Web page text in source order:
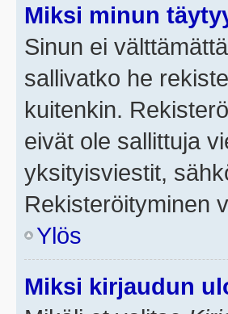
Miksi minun
Sinun ei
sallivatko he
kuitenkin.
eivät ole sallittuja
yksityisviestit,
Rekisteröityminen
Ylös
Miksi kirjaudun